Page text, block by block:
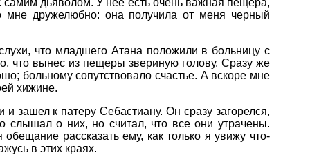
мне дружелюбно: она получила от меня черный
что младшего Атана положили в больницу с
что вынес из пещеры звериную голову. Сразу же
больному сопутствовало счастье. А вскоре мне
хижине.
зашел к патеру Себастиану. Он сразу загорелся,
слышал о них, но считал, что все они утрачены.
рассказать ему, как только я увижу что-
в этих краях.